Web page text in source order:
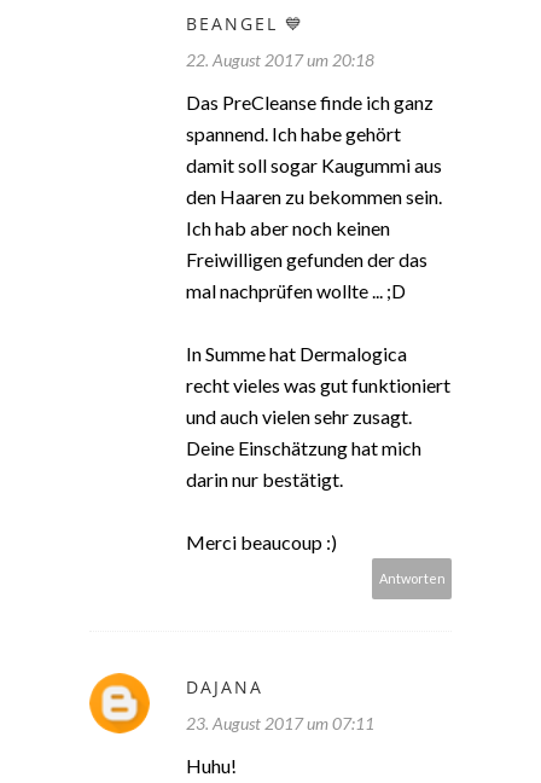
BEANGEL 💙
22. August 2017 um 20:18
Das PreCleanse finde ich ganz
spannend. Ich habe gehört
damit soll sogar Kaugummi aus
den Haaren zu bekommen sein.
Ich hab aber noch keinen
Freiwilligen gefunden der das
mal nachprüfen wollte ... ;D
In Summe hat Dermalogica
recht vieles was gut funktioniert
und auch vielen sehr zusagt.
Deine Einschätzung hat mich
darin nur bestätigt.
Merci beaucoup :)
Antworten
DAJANA
23. August 2017 um 07:11
Huhu!